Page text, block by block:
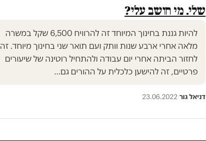
שלי. מי חושב עלי?
להיות גננת בחינוך המיוחד זה להרוויח 6,500 שקל במשרה
מלאה אחרי ארבע שנות וותק ועם תואר שני בחינוך מיוחד. זה
לחזור הביתה אחרי יום עבודה ולהתחיל רוטינה של שיעורים
פרטיים, זה להישען כלכלית על ההורים גם…
דניאל גור·
23.06.2022